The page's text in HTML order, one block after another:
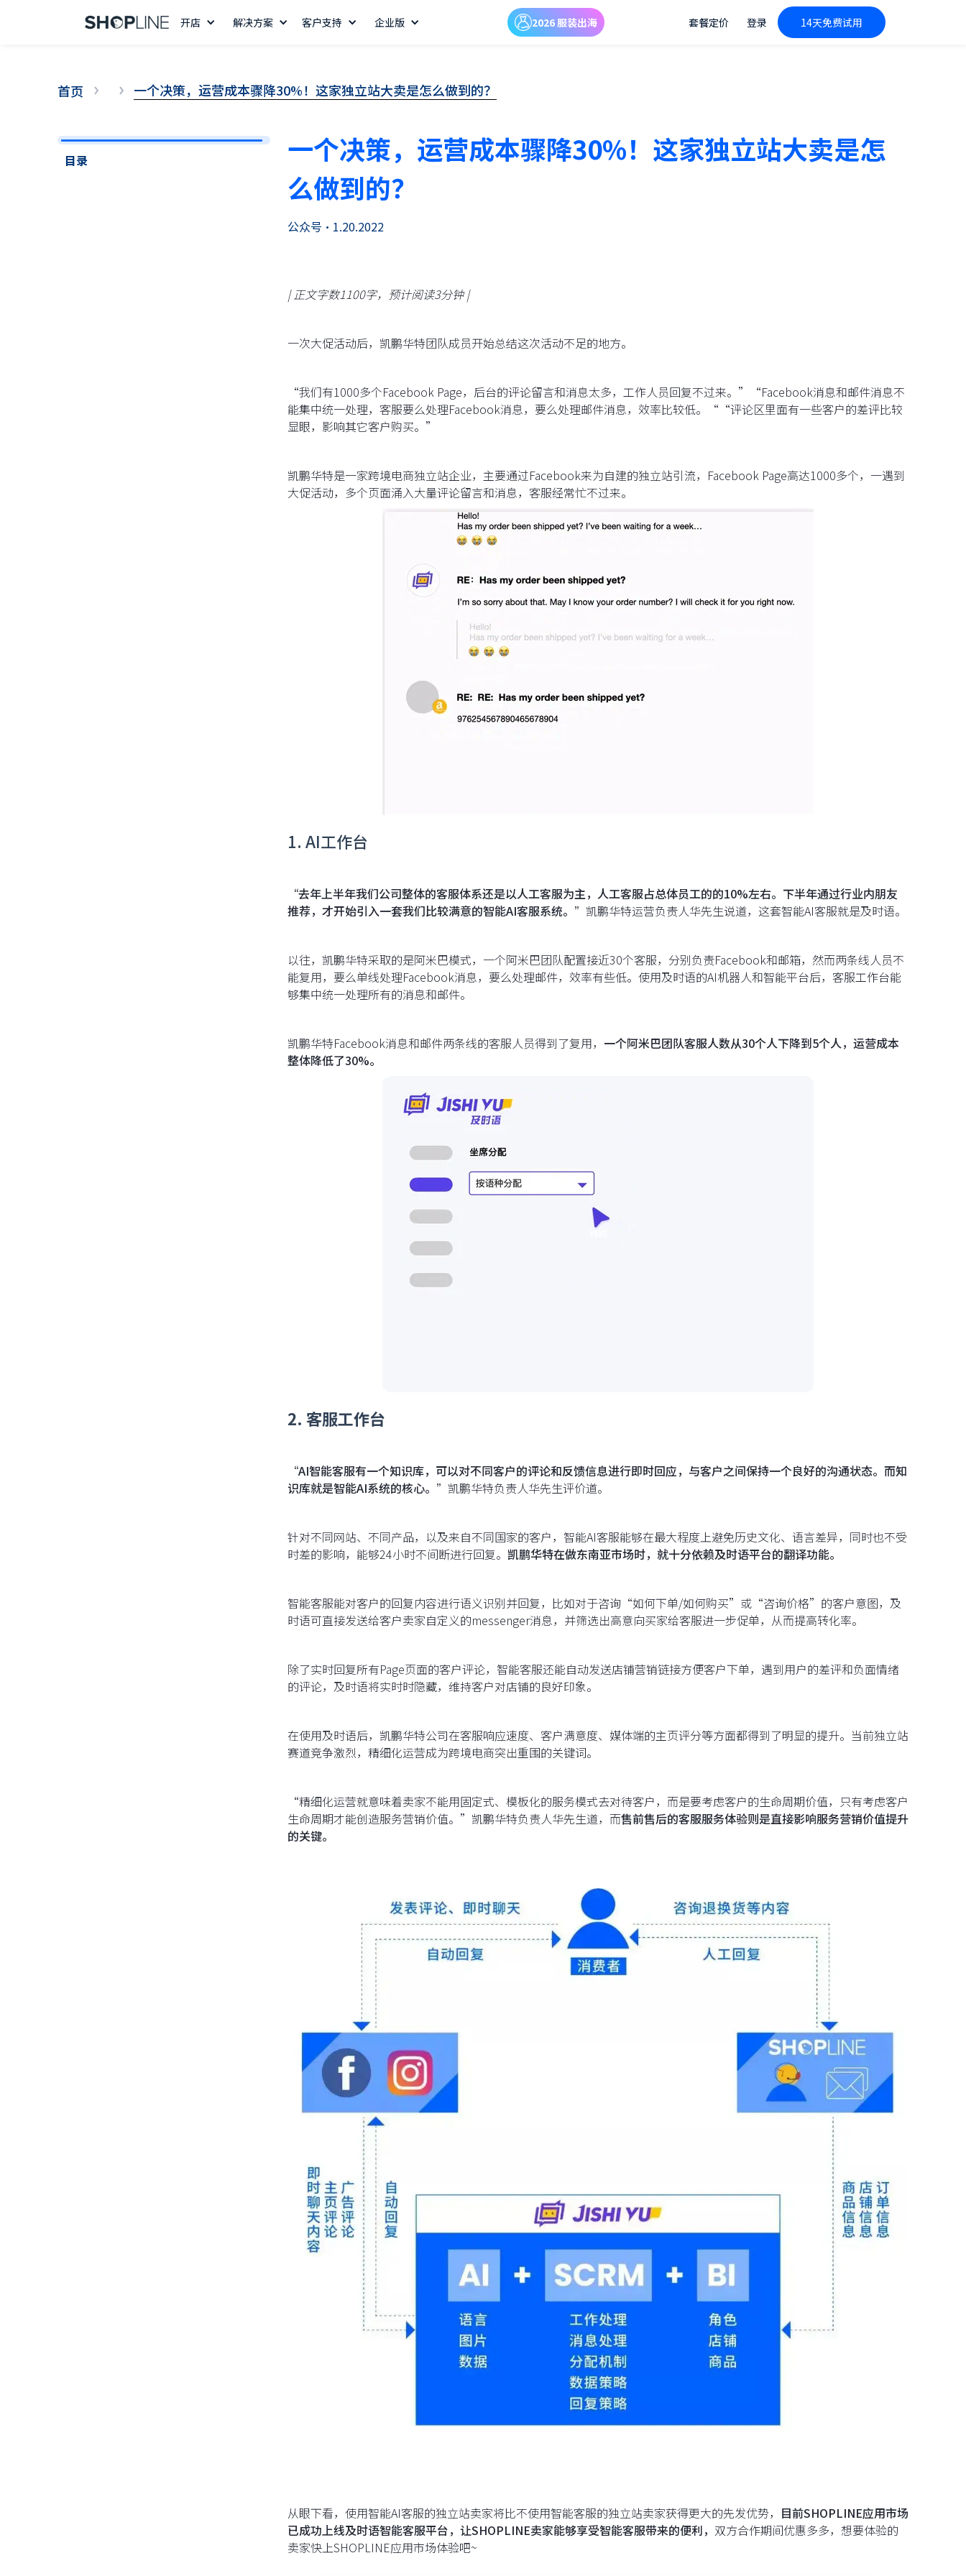
开店 解决方案 客户支持 企业版 2026 服装出海 套餐定价 登录 14天免费试用
首页 一个决策，运营成本骤降30%！这家独立站大卖是怎么做到的？
目录
一个决策，运营成本骤降30%！这家独立站大卖是怎
么做到的？
公众号 • 1.20.2022
| 正文字数1100字，预计阅读3分钟 |
一次大促活动后，凯鹏华特团队成员开始总结这次活动不足的地方。
“我们有1000多个Facebook Page，后台的评论留言和消息太多，工作人员回复不过来。”“Facebook消息和邮件消息不
能集中统一处理，客服要么处理Facebook消息，要么处理邮件消息，效率比较低。““评论区里面有一些客户的差评比较
显眼，影响其它客户购买。”
凯鹏华特是一家跨境电商独立站企业，主要通过Facebook来为自建的独立站引流，Facebook Page高达1000多个，一遇到
大促活动，多个页面涌入大量评论留言和消息，客服经常忙不过来。
1. AI工作台
“去年上半年我们公司整体的客服体系还是以人工客服为主，人工客服占总体员工的的10%左右。下半年通过行业内朋友
推荐，才开始引入一套我们比较满意的智能AI客服系统。” 凯鹏华特运营负责人华先生说道，这套智能AI客服就是及时语。
以往，凯鹏华特采取的是阿米巴模式，一个阿米巴团队配置接近30个客服，分别负责Facebook和邮箱，然而两条线人员不
能复用，要么单线处理Facebook消息，要么处理邮件，效率有些低。使用及时语的AI机器人和智能平台后，客服工作台能
够集中统一处理所有的消息和邮件。
凯鹏华特Facebook消息和邮件两条线的客服人员得到了复用， 一个阿米巴团队客服人数从30个人下降到5个人，运营成本
整体降低了30%。
2. 客服工作台
“AI智能客服有一个知识库，可以对不同客户的评论和反馈信息进行即时回应，与客户之间保持一个良好的沟通状态。而知
识库就是智能AI系统的核心。” 凯鹏华特负责人华先生评价道。
针对不同网站、不同产品，以及来自不同国家的客户，智能AI客服能够在最大程度上避免历史文化、语言差异，同时也不受
时差的影响，能够24小时不间断进行回复。 凯鹏华特在做东南亚市场时，就十分依赖及时语平台的翻译功能。
智能客服能对客户的回复内容进行语义识别并回复，比如对于咨询“如何下单/如何购买”或“咨询价格”的客户意图，及
时语可直接发送给客户卖家自定义的messenger消息，并筛选出高意向买家给客服进一步促单，从而提高转化率。
除了实时回复所有Page页面的客户评论，智能客服还能自动发送店铺营销链接方便客户下单，遇到用户的差评和负面情绪
的评论，及时语将实时时隐藏，维持客户对店铺的良好印象。
在使用及时语后，凯鹏华特公司在客服响应速度、客户满意度、媒体端的主页评分等方面都得到了明显的提升。当前独立站
赛道竞争激烈，精细化运营成为跨境电商突出重围的关键词。
“精细化运营就意味着卖家不能用固定式、模板化的服务模式去对待客户，而是要考虑客户的生命周期价值，只有考虑客户
生命周期才能创造服务营销价值。”凯鹏华特负责人华先生道，而售前售后的客服服务体验则是直接影响服务营销价值提升
的关键。
从眼下看，使用智能AI客服的独立站卖家将比不使用智能客服的独立站卖家获得更大的先发优势， 目前SHOPLINE应用市场
已成功上线及时语智能客服平台，让SHOPLINE卖家能够享受智能客服带来的便利， 双方合作期间优惠多多，想要体验的
卖家快上SHOPLINE应用市场体验吧~